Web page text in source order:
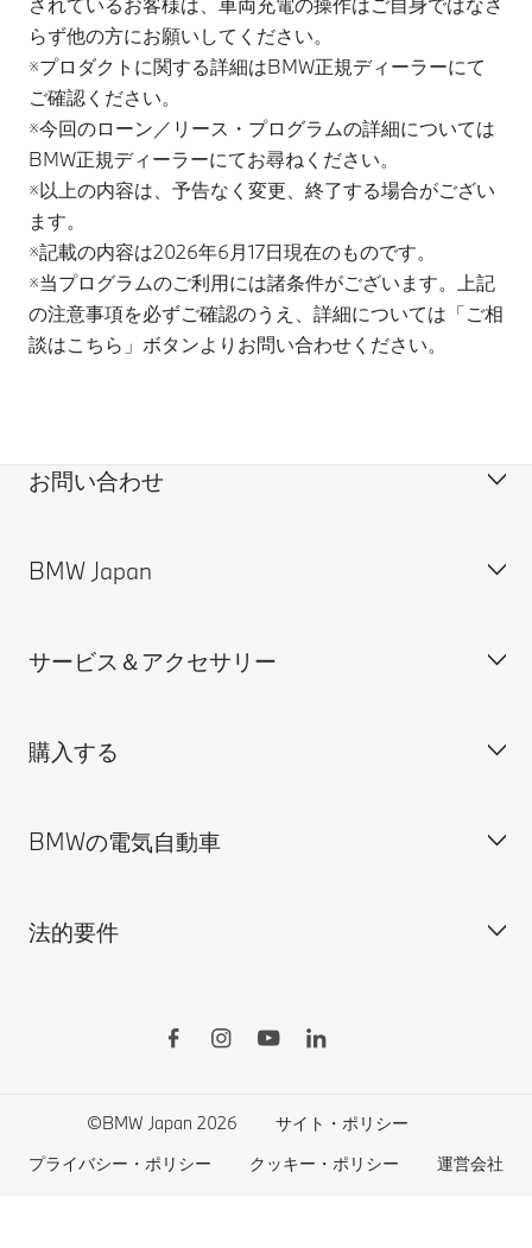
らず他の方にお願いしてください。
※プロダクトに関する詳細はBMW正規ディーラーにて
ご確認ください。
※今回のローン／リース・プログラムの詳細については
BMW正規ディーラーにてお尋ねください。
※以上の内容は、予告なく変更、終了する場合がござい
ます。
※記載の内容は2026年6月17日現在のものです。
※当プログラムのご利用には諸条件がございます。上記
の注意事項を必ずご確認のうえ、詳細については「ご相
談はこちら」ボタンよりお問い合わせください。
お問い合わせ
カスタマー・サポート＆お問い合わせ
見積依頼
ディーラー検索
BMW Japan
会社概要
BMW正規ディーラー採用情報
BMWのCSR活動
BMW Motorrad
サービス＆アクセサリー
BMW Service
BMW純正アクセサリー
BMWタイヤ＆ホイール
BMWファイナンシャル・サービス
購入する
ご購入の前に
新車在庫検索
BMWの電気自動車
BMWの電気自動車
エコカー減税および補助金制度
法的要件
©BMW Japan 2026
サイト・ポリシー
プライバシー・ポリシー
クッキー・ポリシー 運営会社